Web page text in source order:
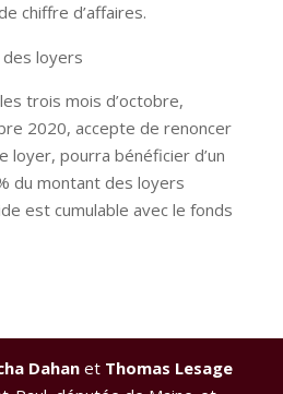
chiffre d’affaires.
des loyers
trois mois d’octobre,
2020, accepte de renoncer
loyer, pourra bénéficier d’un
du montant des loyers
est cumulable avec le fonds
Dahan et Thomas Lesage